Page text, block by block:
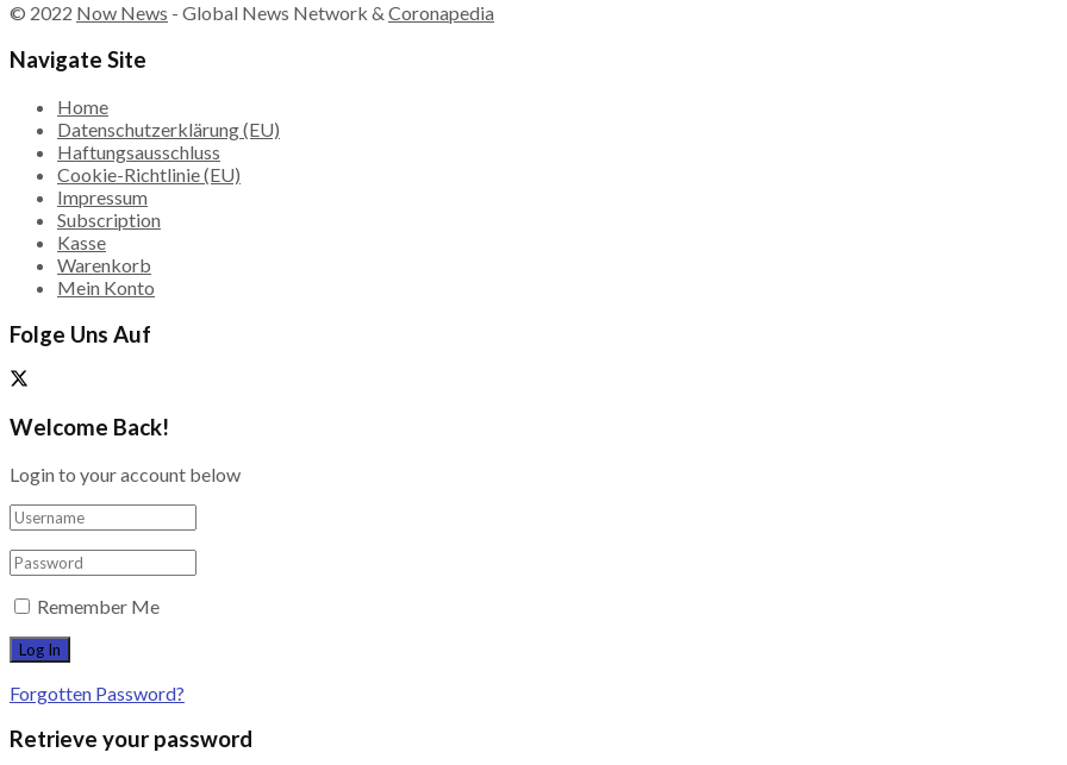
© 2022 Now News - Global News Network & Coronapedia
Navigate Site
Home
Datenschutzerklärung (EU)
Haftungsausschluss
Cookie-Richtlinie (EU)
Impressum
Subscription
Kasse
Warenkorb
Mein Konto
Folge Uns Auf
Welcome Back!
Login to your account below
Remember Me
Forgotten Password?
Retrieve your password